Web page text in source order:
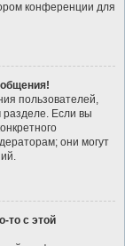
конференции для
пользователей,
Если вы
они могут
то с этой